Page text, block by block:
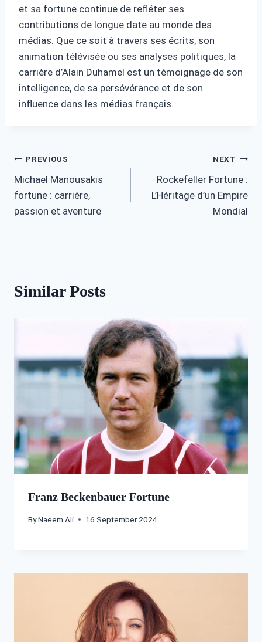
et sa fortune continue de refléter ses
contributions de longue date au monde des
médias. Que ce soit à travers ses écrits, son
animation télévisée ou ses analyses politiques, la
carrière d’Alain Duhamel est un témoignage de son
intelligence, de sa persévérance et de son
influence dans les médias français.
Post
navigation
PREVIOUS
Michael Manousakis
fortune : carrière,
passion et aventure
NEXT
Rockefeller Fortune :
L’Héritage d’un Empire
Mondial
Similar Posts
Franz Beckenbauer Fortune
ByNaeem Ali 16 September 2024